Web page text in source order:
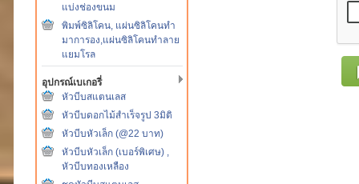
แบ่งช่องขนม
พิมพ์ซิลิโคน, แผ่นซิลิโคนทำ
มาการอง,แผ่นซิลิโคนทำลาย
แยมโรล
อุปกรณ์เบเกอรี่
หัวบีบสแตนเลส
หัวบีบดอกไม้สำเร็จรูป 3มิติ
หัวบีบหัวเล็ก (@22 บาท)
หัวบีบหัวเล็ก (เบอร์พิเศษ) ,
หัวบีบทองเหลือง